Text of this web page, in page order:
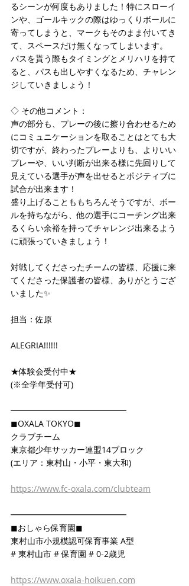
るシーンが何度もありました！特にスローイ
ンや、ゴールキックの際はゆっくりボールに
寄ってしまうと、マークもそのまま付いてき
て、スペースだけ無くなってしまいます。
パスを貰う際もタイミングとメリハリを持て
ると、パスも出しやすくなるため、チャレン
ジしていきましょう！
◇ その他コメント：
声の部分も、プレーの後に擦り合わせるため
にコミュニケーションを取ることはとても大
切ですが、終わったプレーよりも、よりいい
プレーや、いい判断が出来る様に先回りして
見えている選手が声を出せるとポジティブに
試合が出来ます！
盛り上げることももちろんそうですが、ボー
ルを持ちながら、他の選手にコーチング出来
るくらい余裕を持ってチャレンジ出来るよう
に頑張っていきましょう！
対戦してくださったチームの皆様、応援に来
てくださった保護者の皆様、ありがとうござ
いました✨
担当：佐原
ALEGRIA!!!!!!
★体験会受付中★
(※全学年受付可)
━━━━━━━━━━━━━━
◼OXALA TOKYO◼
クラブチーム
東京都少年サッカー連盟14ブロック
(エリア：東村山・小平・東大和)
https://www.fc-oxala.com/clubteam
━━━━━━━━━━━━━━
◼おしゃら保育園◼
東村山市小規模認可保育事業 A型
# 東村山市 # 保育園 # 0-2歳児
https://www.oxala-hoikuen.com